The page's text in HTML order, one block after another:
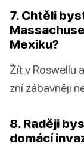
7. Chtěli
Mexiku?
Žít v Roswellu
zní zábavněji
8. Raději
domácí